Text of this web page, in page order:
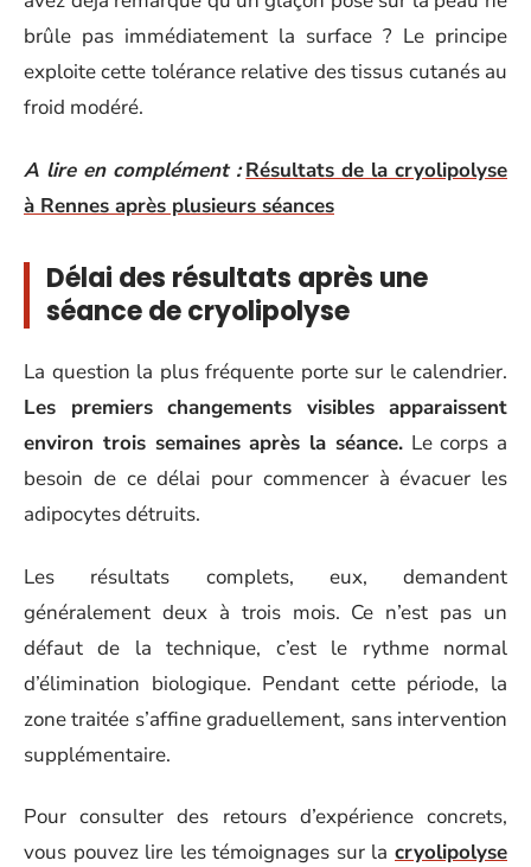
brûle pas immédiatement la surface ? Le principe
exploite cette tolérance relative des tissus cutanés au
froid modéré.
A lire en complément : Résultats de la cryolipolyse
à Rennes après plusieurs séances
Délai des résultats après une
séance de cryolipolyse
La question la plus fréquente porte sur le calendrier.
Les premiers changements visibles apparaissent
environ trois semaines après la séance.Le corps a
besoin de ce délai pour commencer à évacuer les
adipocytes détruits.
Les résultats complets, eux, demandent
généralement deux à trois mois. Ce n’est pas un
défaut de la technique, c’est le rythme normal
d’élimination biologique. Pendant cette période, la
zone traitée s’affine graduellement, sans intervention
supplémentaire.
Pour consulter des retours d’expérience concrets,
vous pouvez lire les témoignages sur la cryolipolyse